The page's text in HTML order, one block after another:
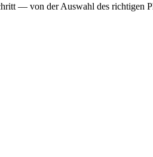
— von der Auswahl des richtigen